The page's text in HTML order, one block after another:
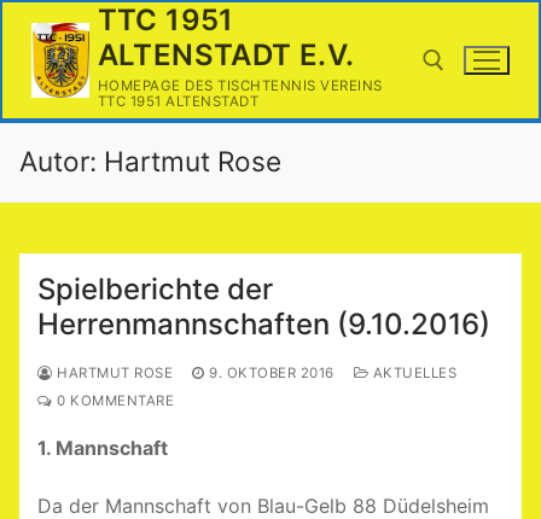
Inhalt
springen
TTC 1951
ALTENSTADT E.V.
HOMEPAGE DES TISCHTENNIS VEREINS
TTC 1951 ALTENSTADT
Autor: Hartmut Rose
Spielberichte der
Herrenmannschaften (9.10.2016)
HARTMUT ROSE 9. OKTOBER 2016
AKTUELLES
0 KOMMENTARE
1. Mannschaft
Da der Mannschaft von Blau-Gelb 88 Düdelsheim